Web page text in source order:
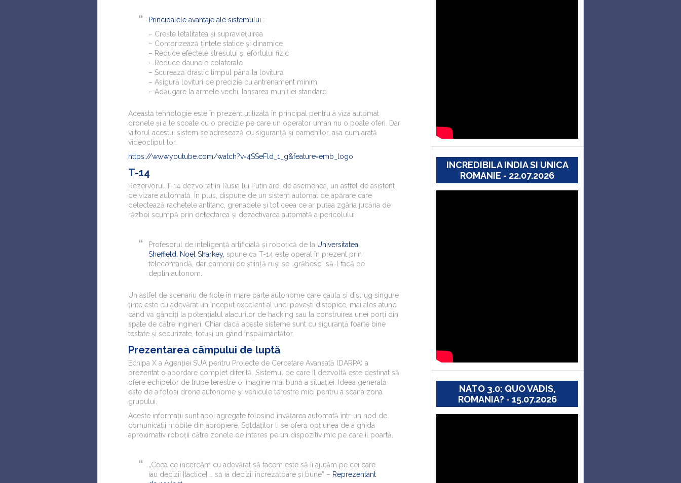
Principalele avantaje ale sistemului :
– Crește letalitatea și supraviețuirea
– Contorizează țintele statice și dinamice
– Reduce efectele stresului și efortului fizic
– Reduce daunele colaterale
– Scurează drastic timpul până la lovitură
– Asigură lovituri de precizie cu antrenament minim
– Adăugare la armele vechi, lansarea muniției standard
Această tehnologie este în prezent utilizată în principal pentru a viza automat
dronele și a le scoate cu o precizie pe care un operator uman nu o poate oferi. Dar
viitorul acestui sistem se adresează cu siguranță și oamenilor, așa cum arată
videoclipul lor.
https://www.youtube.com/watch?v=4SSeFld_1_g&feature=emb_logo
T-14
Rezervorul T-14 dezvoltat în Rusia lui Putin are, de asemenea, un astfel de asistent
de vizare automată. În plus, dispune de un sistem automat de apărare care
detectează rachetele antitanc, grenadele și tot ceea ce ar putea zgâria jucăria de
război scumpă prin detectarea și dezactivarea automată a pericolului.
Profesorul de inteligență artificială și robotică de la Universitatea
Sheffield, Noel Sharkey, spune că T-14 este operat în prezent prin
telecomandă, dar oamenii de știință ruși se „grăbesc” să-l facă pe
deplin autonom.
Un astfel de scenariu de flote în mare parte autonome care caută și distrug singure
ținte este cu adevărat un început excelent al unei povești distopice, mai ales atunci
când vă gândiți la potențialul atacurilor de hacking sau la construirea unei porți din
spate de către ingineri. Chiar dacă aceste sisteme sunt cu siguranță foarte bine
testate și securizate, totuși un gând înspăimântător.
Prezentarea câmpului de luptă
Echipa X a Agenției SUA pentru Proiecte de Cercetare Avansată (DARPA) a
prezentat o abordare complet diferită. Sistemul pe care îl dezvoltă este destinat să
ofere echipelor de trupe terestre o imagine mai bună a situației. Ideea generală
este de a folosi drone autonome și vehicule terestre mici pentru a scana zona
grupului.
Aceste informații sunt apoi agregate folosind învățarea automată într-un nod de
comunicații mobile din apropiere. Soldaților li se oferă opțiunea de a ghida
aproximativ roboții către zonele de interes pe un dispozitiv mic pe care îl poartă.
„Ceea ce încercăm cu adevărat să facem este să îi ajutăm pe cei care
iau decizii [tactice] … să ia decizii încrezătoare și bune” – Reprezentant
INCREDIBILA INDIA SI UNICA
ROMANIE - 22.07.2026
NATO 3.0: QUO VADIS,
ROMANIA? - 15.07.2026